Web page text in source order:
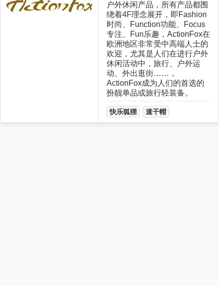
户外休闲产品，所有产品都围
绕着4F理念展开，即Fashion
时尚、Function功能、Focus
专注、Fun乐趣，ActionFox在
欧洲地区非常受中高端人士的
欢迎，尤其是人们在进行户外
休闲活动中，旅行、户外运
动、外出逛街……，
ActionFox成为人们的首选的
扮靓单品或旅行轻装备。
快乐狐狸 速干帽